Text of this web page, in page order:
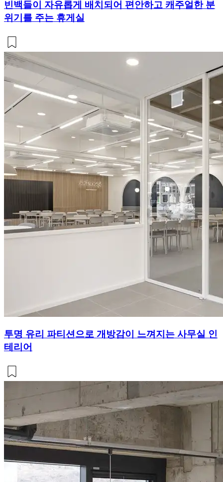
빈백들이 자유롭게 배치되어 편안하고 캐주얼한 분
위기를 주는 휴게실
투명 유리 파티션으로 개방감이 느껴지는 사무실 인
테리어